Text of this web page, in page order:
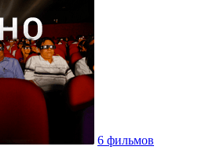
6 фильмов